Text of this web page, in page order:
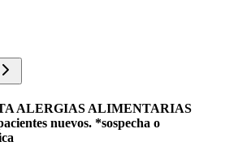
ALERGIAS ALIMENTARIAS
nuevos. *sospecha o